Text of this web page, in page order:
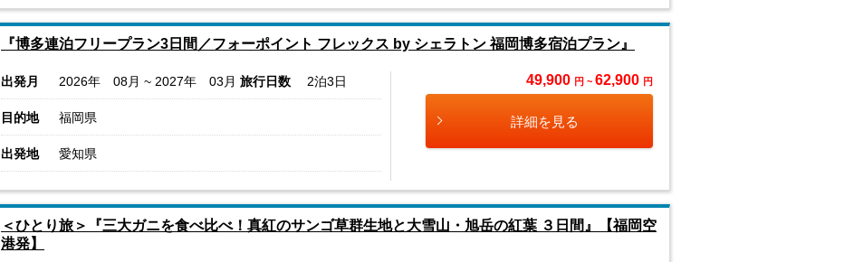
『博多連泊フリープラン3日間／フォーポイント フレックス by シェラトン 福岡博多宿泊プラン』
出発月 2026年 08月 ~ 2027年 03月 旅行日数 2泊3日
目的地 福岡県
出発地 愛知県
49,900 円 ~ 62,900 円
詳細を見る
＜ひとり旅＞『三大ガニを食べ比べ！真紅のサンゴ草群生地と大雪山・旭岳の紅葉 ３日間』【福岡空
港発】